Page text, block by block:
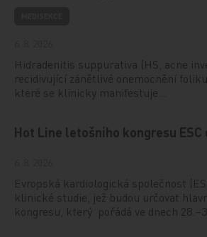
Hidradenitis suppurativa (HS, acne
recidivující zánětlivé onemocnění
které se klinicky manifestuje…
Hot Line letošního kongresu ESC
Evropská kardiologická společnost
klinické studie, jež budou určovat
kongresu, který pořádá ve dnech